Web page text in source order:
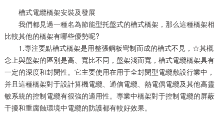
槽式電纜橋架安裝及發展
我們都見過一種名為節能型托盤式的槽式橋架，那么這種橋架相
比較其他的橋架有哪些優勢呢?
1.專注要點槽式橋架是用整張鋼板彎制而成的槽式不見，☆其概
念上與盤架的區別是高、寬比不同，盤架淺而寬，槽式電纜橋架具有
一定的深度和封閉性。它主要使用在用于全封閉型電纜敷設行業中，
并且這種橋架對于設計算機電纜、通信電纜、熱電偶電纜及其他高靈
敏系統的控制電纜有很強的適用性。專業中橋架對于控制電纜的屏蔽
干擾和重腐蝕環境中電纜的防護都有較好效果。